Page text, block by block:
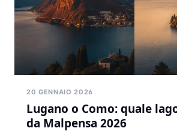
20 GENNAIO 2026
Lugano o Como: quale
da Malpensa 2026